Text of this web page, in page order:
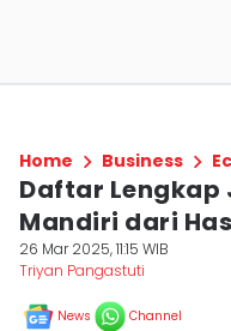
Home Business
Daftar Lengkap
Mandiri dari
26 Mar 2025, 11:15 WIB
Triyan Pangastuti
News Channel